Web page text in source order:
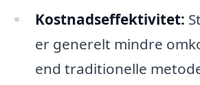
Kostnadseffektivitet:
er generelt mindre
end traditionelle